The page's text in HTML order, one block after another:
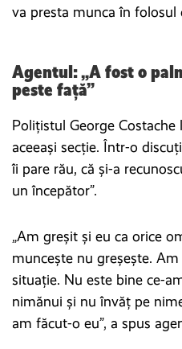
va presta munca în folosul
Agentul: „A fost o
peste față”
Polițistul George Costache
aceeași secție. Într-o
îi pare rău, că și-a
un începător”.
„Am greșit și eu ca orice
muncește nu greșește.
situație. Nu este bine ce-
nimănui și nu învăț pe
am făcut-o eu”, a spus